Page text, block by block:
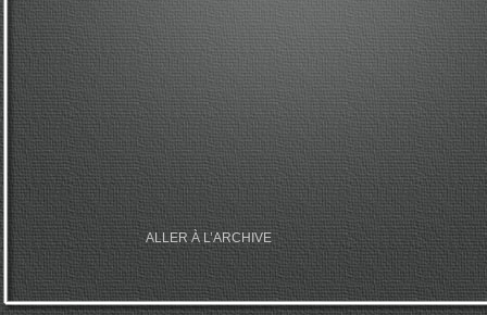
ALLER À L’ARCHIVE